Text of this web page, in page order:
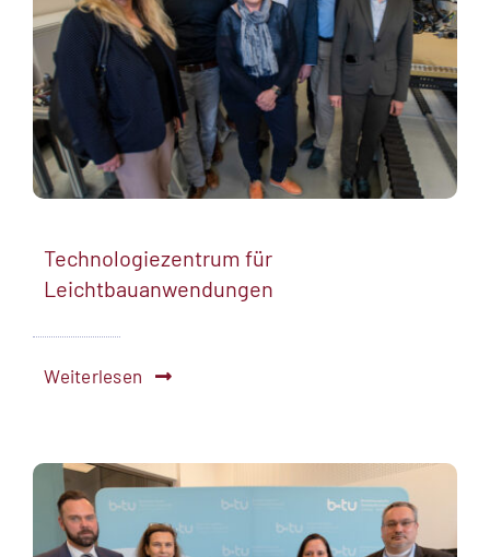
Technologiezentrum für
Leichtbauanwendungen
Weiterlesen